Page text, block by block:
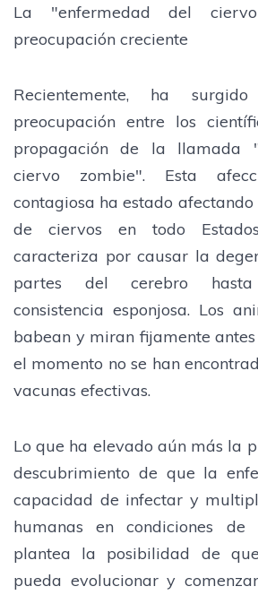
La "enfermedad del
preocupación creciente
Recientemente, ha
preocupación entre los
propagación de la llamada
ciervo zombie". Esta
contagiosa ha estado
de ciervos en todo
caracteriza por causar la
partes del cerebro
consistencia esponjosa. Los
babean y miran fijamente
el momento no se han
vacunas efectivas.
Lo que ha elevado aún más la
descubrimiento de que la
capacidad de infectar y
humanas en condiciones de
plantea la posibilidad de
pueda evolucionar y